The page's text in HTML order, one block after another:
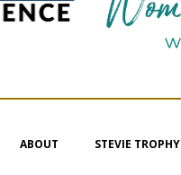
ABOUT STEVIE TROPHY